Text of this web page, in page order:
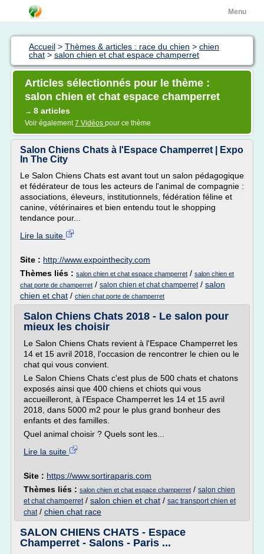
Menu
Accueil > Thèmes & articles : race du chien > chien
chat > salon chien et chat espace champerret
Articles sélectionnés pour le thème :
salon chien et chat espace champerret
→ 8 articles
Voir également7 Vidéos pour ce thème
Salon Chiens Chats à l'Espace Champerret | Expo
In The City
Le Salon Chiens Chats est avant tout un salon pédagogique
et fédérateur de tous les acteurs de l'animal de compagnie :
associations, éleveurs, institutionnels, fédération féline et
canine, vétérinaires et bien entendu tout le shopping
tendance pour...
Lire la suite
Site : http://www.expointhecity.com
Thèmes liés : salon chien et chat espace champerret / salon chien et
chat porte de champerret / salon chien et chat champerret/ salon
chien et chat / chien chat porte de champerret
Salon Chiens Chats 2018 - Le salon pour
mieux les choisir
Le Salon Chiens Chats revient à l'Espace Champerret les
14 et 15 avril 2018, l'occasion de rencontrer le chien ou le
chat qui vous convient.
Le Salon Chiens Chats c'est plus de 500 chats et chatons
exposés ainsi que 400 chiens et chiots qui vous
accueilleront, à l'Espace Champerret les 14 et 15 avril
2018, dans 5000 m2 pour le plus grand bonheur des
enfants et des familles.
Quel animal choisir ? Quels sont les...
Lire la suite
Site : https://www.sortiraparis.com
Thèmes liés : salon chien et chat espace champerret / salon chien
et chat champerret/ salon chien et chat / sac transport chien et
chat/ chien chat race
SALON CHIENS CHATS - Espace
Champerret - Salons - Paris ...